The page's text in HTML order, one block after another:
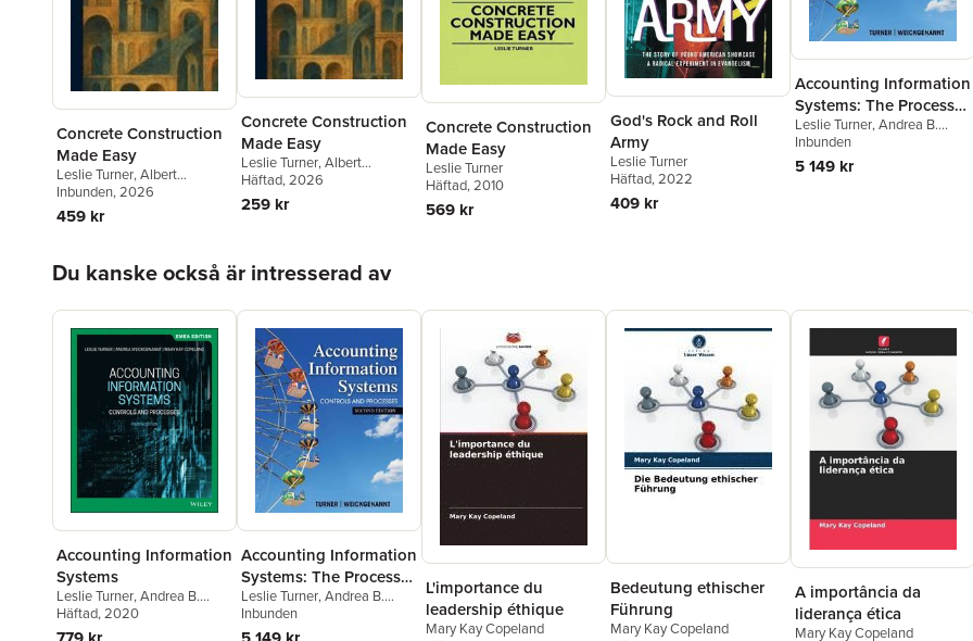
Concrete Construction
Made Easy
Leslie Turner,Albert
Lakeman
Inbunden, 2026
459 kr
Concrete Construction
Made Easy
Leslie Turner,Albert
Lakeman
Häftad, 2026
259 kr
Concrete Construction
Made Easy
Leslie Turner
Häftad, 2010
569 kr
God's Rock and Roll
Army
Leslie Turner
Häftad, 2022
409 kr
Accounting Information
Systems: The Processes
and Controls
Leslie Turner,Andrea B.
Weickgenannt
Inbunden
5 149 kr
Du kanske också är intresserad av
Accounting Information
Systems
Leslie Turner,Andrea B.
Weickgenannt
Copeland
Häftad, 2020
Accounting Information
Systems: The Processes
and Controls
Leslie Turner,Andrea B.
Weickgenannt
Inbunden
L'importance du
leadership éthique
Mary Kay Copeland
Bedeutung ethischer
Führung
Mary Kay Copeland
A importância da
liderança ética
Mary Kay Copeland